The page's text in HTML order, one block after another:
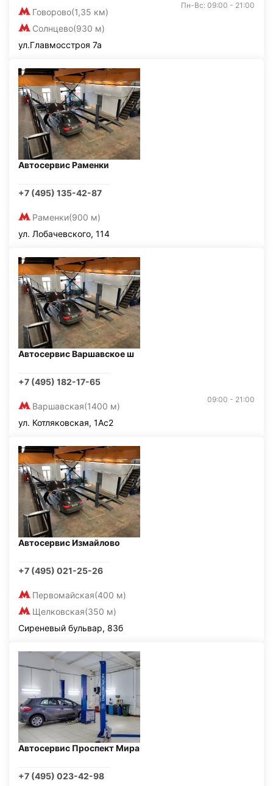
Говорово(1,35 км)
Солнцево(930 м)
Пн-Вс: 09:00 - 21:00
ул.Главмосстроя 7а
Автосервис Раменки
+7 (495) 135-42-87
Раменки(900 м)
ул. Лобачевского, 114
Автосервис Варшавское ш
+7 (495) 182-17-65
Варшавская(1400 м)
09:00 - 21:00
ул. Котляковская, 1Ас2
Автосервис Измайлово
+7 (495) 021-25-26
Первомайская(400 м)
Щелковская(350 м)
Сиреневый бульвар, 83б
Автосервис Проспект Мира
+7 (495) 023-42-98